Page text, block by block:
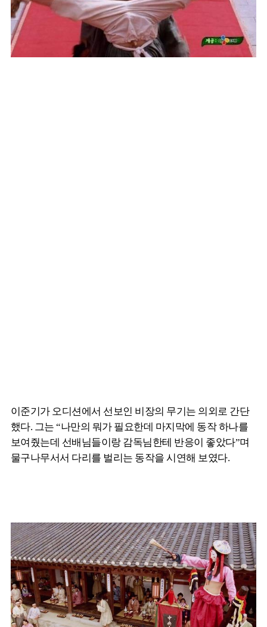
이준기가 오디션에서 선보인 비장의 무기는 의외로 간단
했다. 그는 “나만의 뭐가 필요한데 마지막에 동작 하나를
보여줬는데 선배님들이랑 감독님한테 반응이 좋았다”며
물구나무서서 다리를 벌리는 동작을 시연해 보였다.